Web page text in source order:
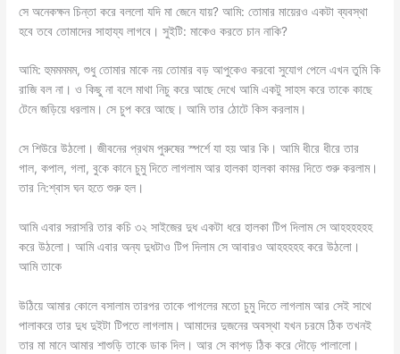
সে অনেকক্ষন চিন্তা করে বললো যদি মা জেনে যায়? আমি: তোমার মায়েরও একটা ব্যবস্থা
হবে তবে তোমাদের সাহায্য লাগবে। সুইটি: মাকেও করতে চান নাকি?
আমি: হুমমমমম, শুধু তোমার মাকে নয় তোমার বড় আপুকেও করবো সুযোগ পেলে এখন তুমি কি
রাজি বল না। ও কিছু না বলে মাথা নিচু করে আছে দেখে আমি একটু সাহস করে তাকে কাছে
টেনে জড়িয়ে ধরলাম। সে চুপ করে আছে। আমি তার ঠোটে কিস করলাম।
সে শিউরে উঠলো। জীবনের প্রথম পুরুষের স্পর্শে যা হয় আর কি। আমি ধীরে ধীরে তার
গাল, কপাল, গলা, বুকে কানে চুমু দিতে লাগলাম আর হালকা হালকা কামর দিতে শুরু করলাম।
তার নি:শ্বাস ঘন হতে শুরু হল।
আমি এবার সরাসরি তার কচি ৩২ সাইজের দুধ একটা ধরে হালকা টিপ দিলাম সে আহহহহহহ
করে উঠলো। আমি এবার অন্য দুধটাও টিপ দিলাম সে আবারও আহহহহহ করে উঠলো।
আমি তাকে
উঠিয়ে আমার কোলে বসালাম তারপর তাকে পাগলের মতো চুমু দিতে লাগলাম আর সেই সাথে
পালাকরে তার দুধ দুইটা টিপতে লাগলাম। আমাদের দুজনের অবস্থা যখন চরমে ঠিক তখনই
তার মা মানে আমার শাশুড়ি তাকে ডাক দিল। আর সে কাপড় ঠিক করে দৌড়ে পালালো।